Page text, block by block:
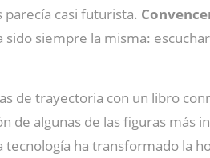
parecía casi futurista.
siempre la misma:
de trayectoria con un libro
de algunas de las figuras
ha transformado la